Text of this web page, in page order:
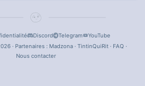
Discord Telegram
YouTube
· Partenaires : Madzona· TintinQuiRit· FAQ ·
Nous contacter